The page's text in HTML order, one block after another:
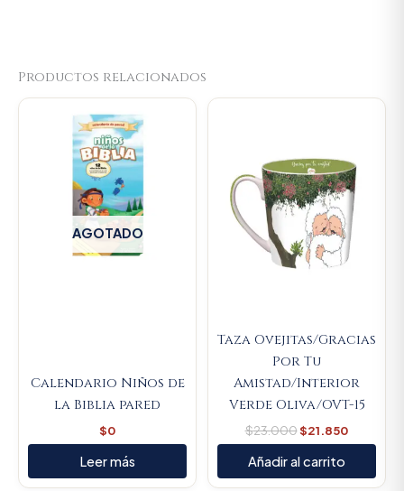
Productos relacionados
AGOTADO
Calendario Niños de
la Biblia pared
$0
Leer más
Taza Ovejitas/Gracias
Por Tu
Amistad/Interior
Verde Oliva/OVT-15
$23.000$21.850
Current
Añadir al carrito